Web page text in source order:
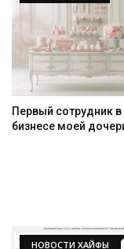
Первый сотрудник
бизнесе моей
НОВОСТИ ХАЙФЫ